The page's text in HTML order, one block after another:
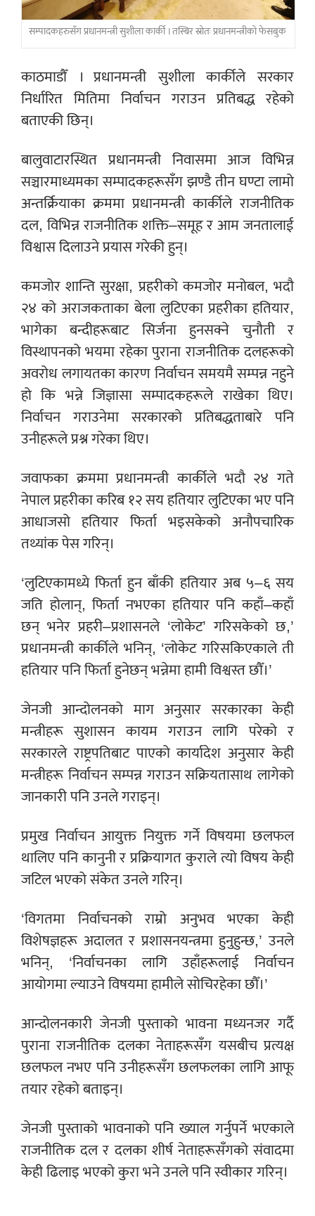
सम्पादकहरुसँग प्रधानमन्त्री सुशीला कार्की । तस्बिर स्रोतः प्रधानमन्त्रीको फेसबुक
काठमाडौँ । प्रधानमन्त्री सुशीला कार्कीले सरकार
निर्धारित मितिमा निर्वाचन गराउन प्रतिबद्ध रहेको
बताएकी छिन्।
बालुवाटारस्थित प्रधानमन्त्री निवासमा आज विभिन्न
सञ्चारमाध्यमका सम्पादकहरूसँग झण्डै तीन घण्टा लामो
अन्तर्क्रियाका क्रममा प्रधानमन्त्री कार्कीले राजनीतिक
दल, विभिन्न राजनीतिक शक्ति–समूह र आम जनतालाई
विश्वास दिलाउने प्रयास गरेकी हुन्।
कमजोर शान्ति सुरक्षा, प्रहरीको कमजोर मनोबल, भदौ
२४ को अराजकताका बेला लुटिएका प्रहरीका हतियार,
भागेका बन्दीहरूबाट सिर्जना हुनसक्ने चुनौती र
विस्थापनको भयमा रहेका पुराना राजनीतिक दलहरूको
अवरोध लगायतका कारण निर्वाचन समयमै सम्पन्न नहुने
हो कि भन्ने जिज्ञासा सम्पादकहरूले राखेका थिए।
निर्वाचन गराउनेमा सरकारको प्रतिबद्धताबारे पनि
उनीहरूले प्रश्न गरेका थिए।
जवाफका क्रममा प्रधानमन्त्री कार्कीले भदौ २४ गते
नेपाल प्रहरीका करिब १२ सय हतियार लुटिएका भए पनि
आधाजसो हतियार फिर्ता भइसकेको अनौपचारिक
तथ्यांक पेस गरिन्।
‘लुटिएकामध्ये फिर्ता हुन बाँकी हतियार अब ५–६ सय
जति होलान्, फिर्ता नभएका हतियार पनि कहाँ–कहाँ
छन् भनेर प्रहरी–प्रशासनले ‘लोकेट’ गरिसकेको छ,’
प्रधानमन्त्री कार्कीले भनिन्, ‘लोकेट गरिसकिएकाले ती
हतियार पनि फिर्ता हुनेछन् भन्नेमा हामी विश्वस्त छौँ।’
जेनजी आन्दोलनको माग अनुसार सरकारका केही
मन्त्रीहरू सुशासन कायम गराउन लागि परेको र
सरकारले राष्ट्रपतिबाट पाएको कार्यादेश अनुसार केही
मन्त्रीहरू निर्वाचन सम्पन्न गराउन सक्रियतासाथ लागेको
जानकारी पनि उनले गराइन्।
प्रमुख निर्वाचन आयुक्त नियुक्त गर्ने विषयमा छलफल
थालिए पनि कानुनी र प्रक्रियागत कुराले त्यो विषय केही
जटिल भएको संकेत उनले गरिन्।
‘विगतमा निर्वाचनको राम्रो अनुभव भएका केही
विशेषज्ञहरू अदालत र प्रशासनयन्त्रमा हुनुहुन्छ,’ उनले
भनिन्, ‘निर्वाचनका लागि उहाँहरूलाई निर्वाचन
आयोगमा ल्याउने विषयमा हामीले सोचिरहेका छौँ।’
आन्दोलनकारी जेनजी पुस्ताको भावना मध्यनजर गर्दै
पुराना राजनीतिक दलका नेताहरूसँग यसबीच प्रत्यक्ष
छलफल नभए पनि उनीहरूसँग छलफलका लागि आफू
तयार रहेको बताइन्।
जेनजी पुस्ताको भावनाको पनि ख्याल गर्नुपर्ने भएकाले
राजनीतिक दल र दलका शीर्ष नेताहरूसँगको संवादमा
केही ढिलाइ भएको कुरा भने उनले पनि स्वीकार गरिन्।